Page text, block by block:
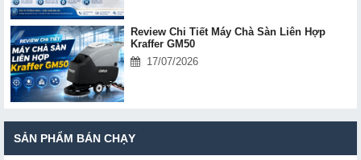
Review Chi Tiết Máy Chà Sàn Liên Hợp
Kraffer GM50
17/07/2026
SẢN PHẨM BÁN CHẠY